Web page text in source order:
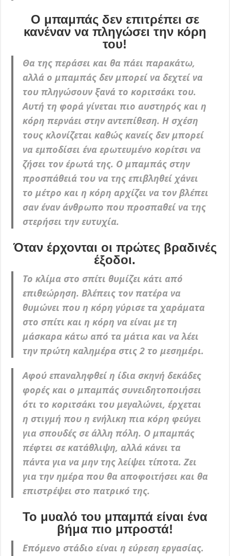
Ο μπαμπάς δεν επιτρέπει σε
κανέναν να πληγώσει την κόρη
του!
Θα της περάσει και θα πάει παρακάτω,
αλλά ο μπαμπάς δεν μπορεί να δεχτεί να
του πληγώσουν ξανά το κοριτσάκι του.
Αυτή τη φορά γίνεται πιο αυστηρός και η
κόρη περνάει στην αντεπίθεση. Η σχέση
τους κλονίζεται καθώς κανείς δεν μπορεί
να εμποδίσει ένα ερωτευμένο κορίτσι να
ζήσει τον έρωτά της. Ο μπαμπάς στην
προσπάθειά του να της επιβληθεί χάνει
το μέτρο και η κόρη αρχίζει να τον βλέπει
σαν έναν άνθρωπο που προσπαθεί να της
στερήσει την ευτυχία.
Όταν έρχονται οι πρώτες βραδινές
έξοδοι.
Το κλίμα στο σπίτι θυμίζει κάτι από
επιθεώρηση. Βλέπεις τον πατέρα να
θυμώνει που η κόρη γύρισε τα χαράματα
στο σπίτι και η κόρη να είναι με τη
μάσκαρα κάτω από τα μάτια και να λέει
την πρώτη καλημέρα στις 2 το μεσημέρι.
Αφού επαναληφθεί η ίδια σκηνή δεκάδες
φορές και ο μπαμπάς συνειδητοποιήσει
ότι το κοριτσάκι του μεγαλώνει, έρχεται
η στιγμή που η ενήλικη πια κόρη φεύγει
για σπουδές σε άλλη πόλη. Ο μπαμπάς
πέφτει σε κατάθλιψη, αλλά κάνει τα
πάντα για να μην της λείψει τίποτα. Ζει
για την ημέρα που θα αποφοιτήσει και θα
επιστρέψει στο πατρικό της.
Το μυαλό του μπαμπά είναι ένα
βήμα πιο μπροστά!
Επόμενο στάδιο είναι η εύρεση εργασίας.